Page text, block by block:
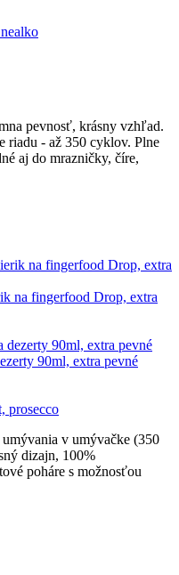
pevnosť, krásny vzhľad.
riadu - až 350 cyklov. Plne
aj do mrazničky, číre,
na fingerfood Drop, extra
90ml, extra pevné
prosecco
v umývačke (350
dizajn, 100%
poháre s možnosťou